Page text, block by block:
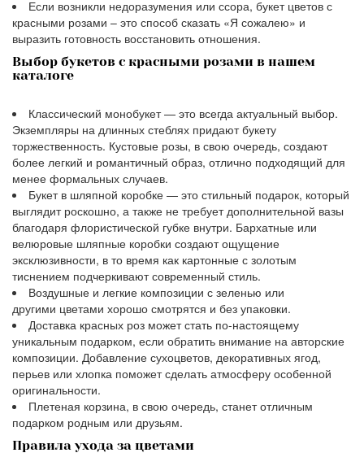
Если возникли недоразумения или ссора, букет цветов с
красными розами – это способ сказать «Я сожалею» и
выразить готовность восстановить отношения.
Выбор букетов с красными розами в нашем
каталоге
Классический монобукет — это всегда актуальный выбор.
Экземпляры на длинных стеблях придают букету
торжественность. Кустовые розы, в свою очередь, создают
более легкий и романтичный образ, отлично подходящий для
менее формальных случаев.
Букет в шляпной коробке — это стильный подарок, который
выглядит роскошно, а также не требует дополнительной вазы
благодаря флористической губке внутри. Бархатные или
велюровые шляпные коробки создают ощущение
эксклюзивности, в то время как картонные с золотым
тиснением подчеркивают современный стиль.
Воздушные и легкие композиции с зеленью или
другими цветами хорошо смотрятся и без упаковки.
Доставка красных роз может стать по-настоящему
уникальным подарком, если обратить внимание на авторские
композиции. Добавление сухоцветов, декоративных ягод,
перьев или хлопка поможет сделать атмосферу особенной
оригинальности.
Плетеная корзина, в свою очередь, станет отличным
подарком родным или друзьям.
Правила ухода за цветами